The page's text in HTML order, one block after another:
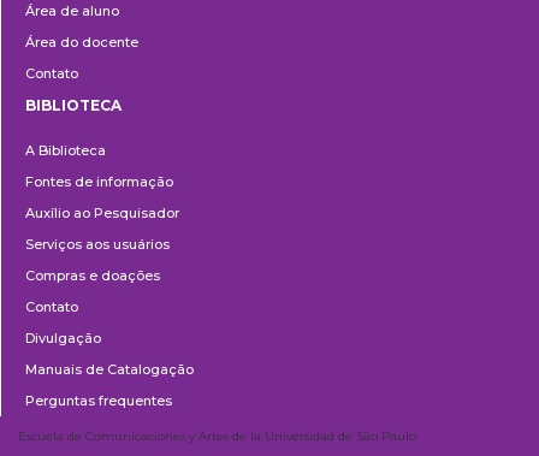
Área de aluno
Área do docente
Contato
BIBLIOTECA
A Biblioteca
Fontes de informação
Auxílio ao Pesquisador
Serviços aos usuários
Compras e doações
Contato
Divulgação
Manuais de Catalogação
Perguntas frequentes
Escuela de Comunicaciones y Artes de la Universidad de São Paulo